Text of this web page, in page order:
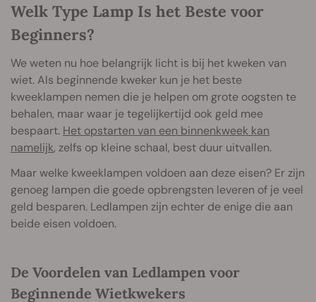
Welk Type Lamp Is het Beste voor
Beginners?
We weten nu hoe belangrijk licht is bij het kweken van
wiet. Als beginnende kweker kun je het beste
kweeklampen nemen die je helpen om grote oogsten te
behalen, maar waar je tegelijkertijd ook geld mee
bespaart. Het opstarten van een binnenkweek kan
namelijk, zelfs op kleine schaal, best duur uitvallen.
Maar welke kweeklampen voldoen aan deze eisen? Er zijn
genoeg lampen die goede opbrengsten leveren of je veel
geld besparen. Ledlampen zijn echter de enige die aan
beide eisen voldoen.
De Voordelen van Ledlampen voor
Beginnende Wietkwekers